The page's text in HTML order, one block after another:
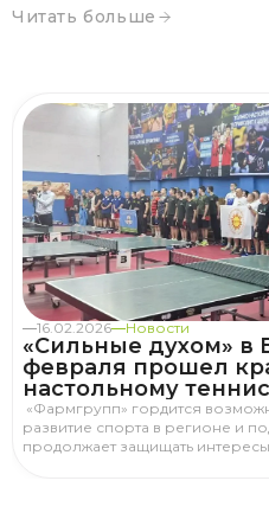
Читать больше
16.02.2026 Новости
«Сильные духом» в
февраля прошел
настольному
«Фармгрупп» гордится
развитие спорта в регионе и
продолжает защищать